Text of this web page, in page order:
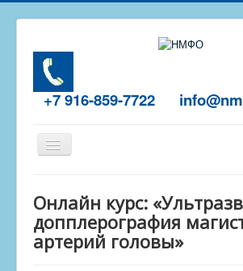
+7 916-859-7722
Включить/
выключить
О центре
Отзывы
Онлайн курс:
допплерография
артерий головы»